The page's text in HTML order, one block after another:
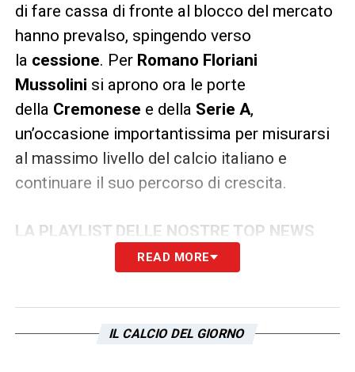
di fare cassa di fronte al blocco del mercato
hanno prevalso, spingendo verso
la cessione. Per Romano Floriani
Mussolini si aprono ora le porte
della Cremonese e della Serie A,
un’occasione importantissima per misurarsi
al massimo livello del calcio italiano e
continuare il suo percorso di crescita.
LA PLAYLIST DELLE NOSTRE TOP NEWS
READ MORE
IL CALCIO DEL GIORNO